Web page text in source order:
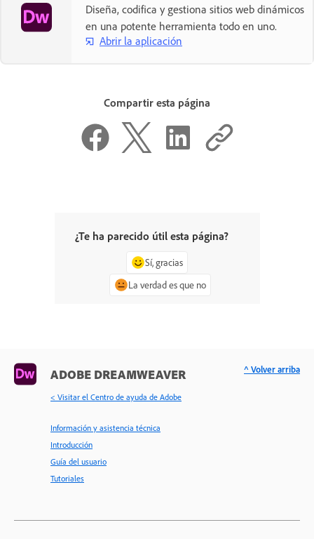
Diseña, codifica y gestiona sitios web dinámicos
en una potente herramienta todo en uno.
Abrir la aplicación
Compartir esta página
¿Te ha parecido útil esta página?
Sí, gracias
La verdad es que no
ADOBE DREAMWEAVER
< Visitar el Centro de ayuda de Adobe
Información y asistencia técnica
Introducción
Guía del usuario
Tutoriales
^ Volver arriba